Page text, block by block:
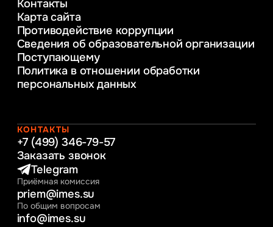
Управление инновационным развитием
предприятия
Уголовное право
Информационные технологии в бизнесе
Информационное и программное
обеспечение бизнес процессов
Управление человеческими ресурсами
Интернет-маркетинг
Контакты
Карта сайта
Противодействие коррупции
Сведения об образовательной организации
Поступающему
Политика в отношении обработки
персональных данных
КОНТАКТЫ
+7 (499) 346-79-57
Заказать звонок
Telegram
Приёмная комиссия
priem@imes.su
По общим вопросам
info@imes.su